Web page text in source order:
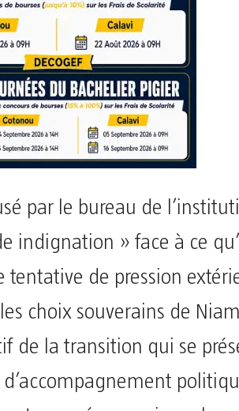
par le bureau de
indignation » face à ce
tentative de pression
choix souverains de
de la transition qui se